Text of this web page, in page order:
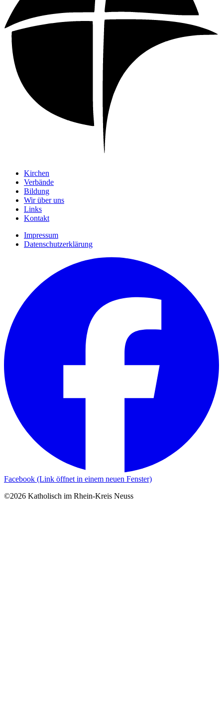
Kirchen
Verbände
Bildung
Wir über uns
Links
Kontakt
Impressum
Datenschutzerklärung
Facebook (Link öffnet in einem neuen Fenster)
©2026 Katholisch im Rhein-Kreis Neuss